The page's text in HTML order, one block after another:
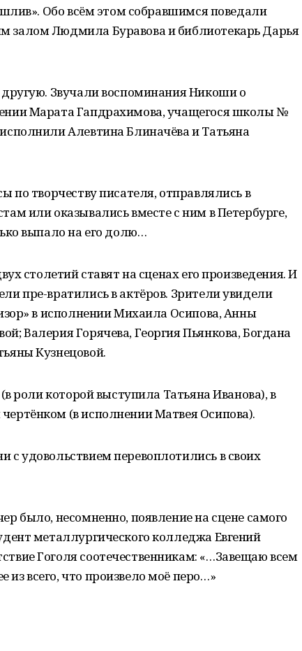
Обо всём этом собравшимся поведали
залом Людмила Буравова и библиотекарь Дарья
Звучали воспоминания Никоши о
Марата Гапдрахимова, учащегося школы №
Алевтина Блиначёва и Татьяна
по творчеству писателя, отправлялись в
или оказывались вместе с ним в Петербурге,
выпало на его долю…
столетий ставят на сценах его произведения. И
пре-вратились в актёров. Зрители увидели
в исполнении Михаила Осипова, Анны
Валерия Горячева, Георгия Пьянкова, Богдана
Кузнецовой.
роли которой выступила Татьяна Иванова), в
(в исполнении Матвея Осипова).
удовольствием перевоплотились в своих
было, несомненно, появление на сцене самого
металлургического колледжа Евгений
Гоголя соотечественникам: «…Завещаю всем
всего, что произвело моё перо…»